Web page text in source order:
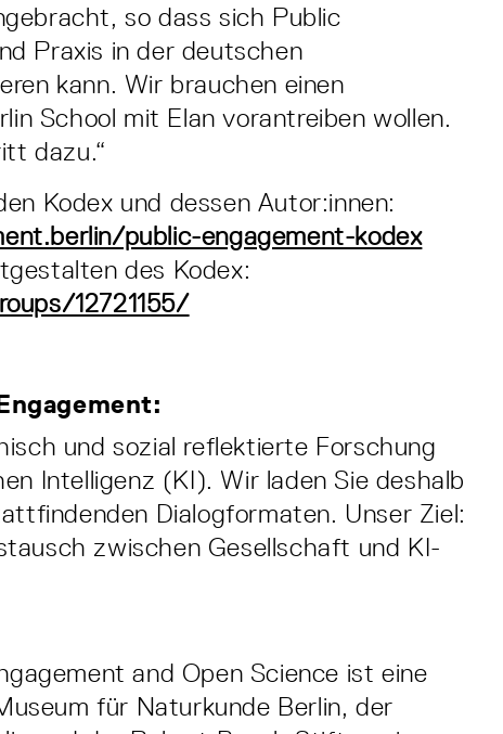
so dass sich Public
Praxis in der deutschen
kann. Wir brauchen einen
School mit Elan vorantreiben wollen.
dazu.“
Kodex und dessen Autor:innen:
public-engagement-kodex
des Kodex:
12721155/
und sozial reflektierte Forschung
Intelligenz (KI). Wir laden Sie deshalb
Dialogformaten. Unser Ziel:
zwischen Gesellschaft und KI-
and Open Science ist eine
für Naturkunde Berlin, der